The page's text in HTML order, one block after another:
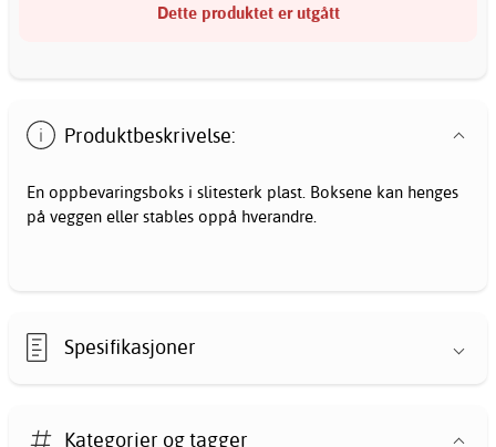
Dette produktet er utgått
Produktbeskrivelse:
En oppbevaringsboks i slitesterk plast. Boksene kan henges
på veggen eller stables oppå hverandre.
Spesifikasjoner
Kategorier og tagger